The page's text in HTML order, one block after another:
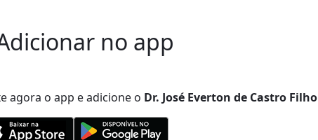
no app
agora o app e adicione o Dr. José Everton de Castro Filho